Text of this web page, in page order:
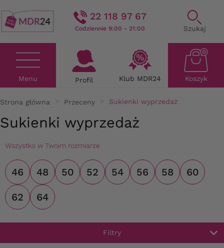
22 118 97 67
Codziennie 9:00 - 21:00 Szukaj
Menu Profil Klub MDR24 Koszyk
0
Strona główna Przeceny Sukienki wyprzedaż
Sukienki wyprzedaż
Wszystko w Twoim rozmiarze
46 48 50 52 54 56 58 60
62 64
Filtry